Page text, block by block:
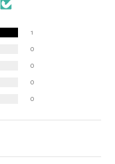
1
0
0
0
0